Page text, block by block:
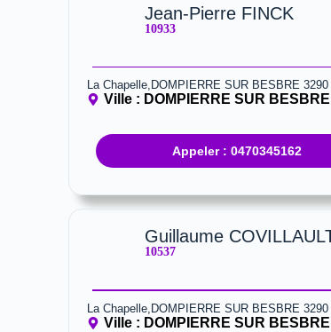
Jean-Pierre FINCK
10933
La Chapelle,DOMPIERRE SUR BESBRE 3290
Ville : DOMPIERRE SUR BESBRE
Appeler : 0470345162
Guillaume
10537
La Chapelle,DOMPIERRE SUR BESBRE 3290
Ville : DOMPIERRE SUR BESBRE